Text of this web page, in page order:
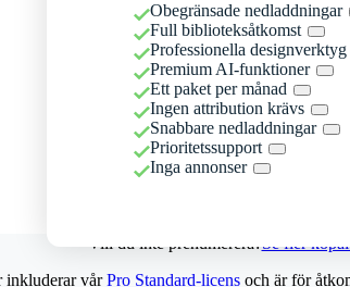
Obegränsade nedladdningar
Full biblioteksåtkomst
Professionella designverktyg
Premium AI-funktioner
Ett paket per månad
Ingen attribution krävs
Snabbare nedladdningar
Prioritetssupport
Inga annonser
Vill du inte prenumerera?Se fler
inkluderar vårPro Standard-licensoch är för